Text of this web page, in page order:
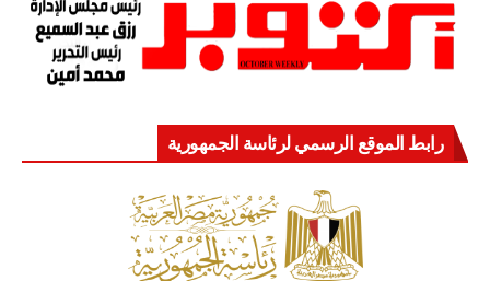
رابط الموقع الرسمي لرئاسة الجمهورية